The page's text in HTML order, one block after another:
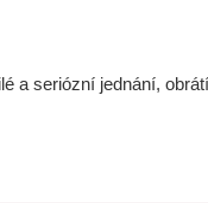
a seriózní jednání,